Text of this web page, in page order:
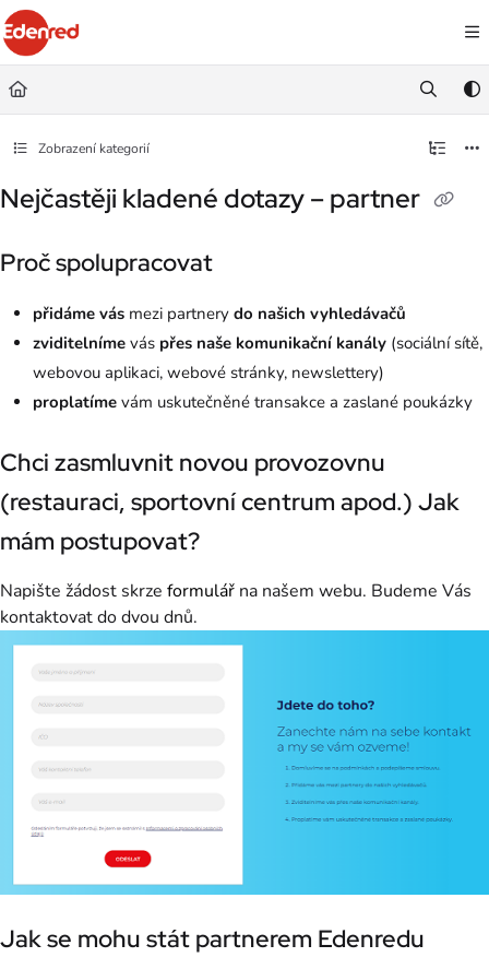
Documentation Index
Fetch the complete documentation index at:
Use this file to discover all available pages before exploring further.
Zobrazení kategorií
Nejčastěji kladené dotazy – partner
Proč spolupracovat
přidáme vás mezi partnery do našich vyhledávačů
zviditelníme vás přes naše komunikační kanály (sociální sítě,
webovou aplikaci, webové stránky, newslettery)
proplatíme vám uskutečněné transakce a zaslané poukázky
Chci zasmluvnit novou provozovnu
(restauraci, sportovní centrum apod.) Jak
mám postupovat?
Napište žádost skrze formulář na našem webu. Budeme Vás
kontaktovat do dvou dnů.
Jak se mohu stát partnerem Edenredu